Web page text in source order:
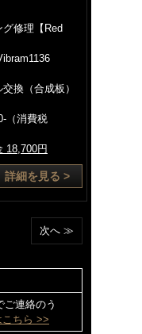
グ修理【Red
換（合成板）
（消費税
18,700円
詳細を見る >
次へ ≫
ご連絡のう
ちら >>